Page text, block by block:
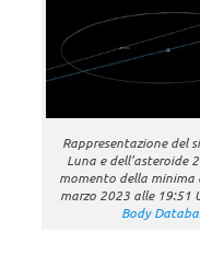
Rappresentazione del
Luna e dell’asteroide
momento della minima
marzo 2023 alle 19:51
Body